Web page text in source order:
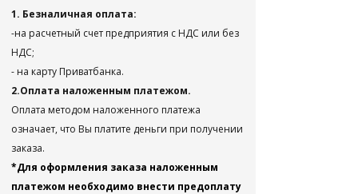
1. Безналичная оплата:
-на расчетный счет предприятия с НДС или без
НДС;
- на карту Приватбанка.
2.Оплата наложенным платежом.
Оплата методом наложенного платежа
означает, что Вы платите деньги при получении
заказа.
*Для оформления заказа наложенным
платежом необходимо внести предоплату